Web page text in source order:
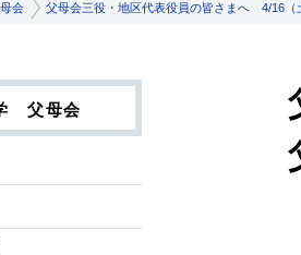
会 父母会三役・地区代表役員の皆さまへ 4/16（
父母会